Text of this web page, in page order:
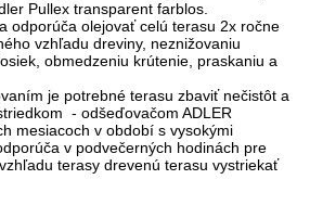
Pullex transparent farblos.
odporúča olejovať celú terasu 2x ročne
vzhľadu dreviny, neznižovaniu
obmedzeniu krútenie, praskaniu a
je potrebné terasu zbaviť nečistôt a
- odšeďovačom ADLER
mesiacoch v období s vysokými
v podvečerných hodinách pre
terasy drevenú terasu vystriekať